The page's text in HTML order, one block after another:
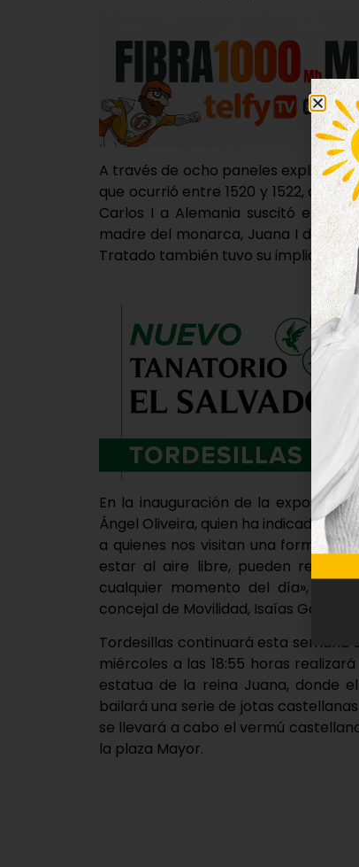
A través de ocho paneles
que ocurrió entre 1520 y 1522,
Carlos I a Alemania suscitó el
madre del monarca, Juana I de
Tratado también tuvo su
En la inauguración de la
Ángel Oliveira, quien ha indicado
a quienes nos visitan una forma
estar al aire libre, pueden
cualquier momento del día»,
concejal de Movilidad, Isaías García.
Tordesillas continuará esta
miércoles a las 18:55 horas
estatua de la reina Juana, donde
bailará una serie de jotas
se llevará a cabo el vermú
la plaza Mayor.